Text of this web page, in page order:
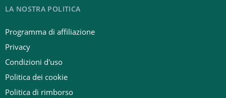
LA NOSTRA POLITICA
Programma di affiliazione
Privacy
Condizioni d'uso
Politica dei cookie
Politica di rimborso